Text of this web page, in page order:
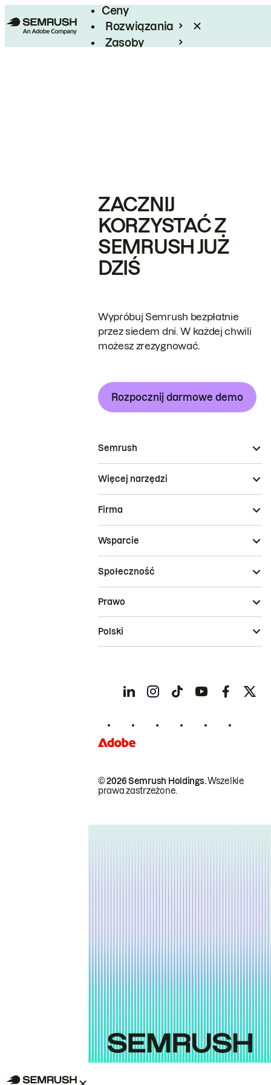
Ceny
Rozwiązania
Zasoby
ZACZNIJ
KORZYSTAĆ Z
SEMRUSH JUŻ
DZIŚ
Wypróbuj Semrush bezpłatnie
przez siedem dni. W każdej chwili
możesz zrezygnować.
Rozpocznij darmowe demo
Semrush
Więcej narzędzi
Firma
Wsparcie
Społeczność
© 2026 Semrush Holdings.Wszelkie
prawa zastrzeżone.
Prawo
Polski